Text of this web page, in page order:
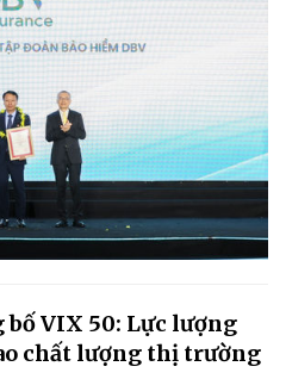
VIX 50: Lực lượng
chất lượng thị trường